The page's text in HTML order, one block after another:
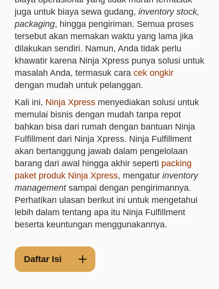
juga untuk biaya sewa gudang, inventory stock,
packaging, hingga pengiriman. Semua proses
tersebut akan memakan waktu yang lama jika
dilakukan sendiri. Namun, Anda tidak perlu
khawatir karena Ninja Xpress punya solusi untuk
masalah Anda, termasuk cara cek ongkir
dengan mudah untuk pelanggan.
Kali ini, Ninja Xpress menyediakan solusi untuk
memulai bisnis dengan mudah tanpa repot
bahkan bisa dari rumah dengan bantuan Ninja
Fulfillment dari Ninja Xpress. Ninja Fulfillment
akan bertanggung jawab dalam pengelolaan
barang dari awal hingga akhir seperti packing
paket produk Ninja Xpress, mengatur inventory
managementsampai dengan pengirimannya.
Perhatikan ulasan berikut ini untuk mengetahui
lebih dalam tentang apa itu Ninja Fulfillment
beserta keuntungan menggunakannya.
Daftar Isi